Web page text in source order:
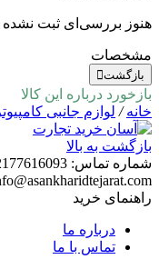
هنوز بررسی‌ای ثبت
مشخصات
بازگشت
بازخورد درباره این کالا
خانه/ لوازم جانبی کامپیوتر
بازگشت به بالا
شماره تماس:
راهنمای خرید
درباره ما
تماس با ما